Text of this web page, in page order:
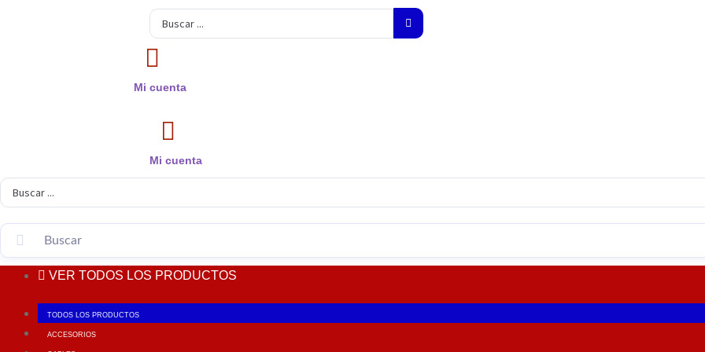
Search
...
Mi cuenta
Mi cuenta
Search
...
VER TODOS LOS PRODUCTOS
TODOS LOS PRODUCTOS
ACCESORIOS